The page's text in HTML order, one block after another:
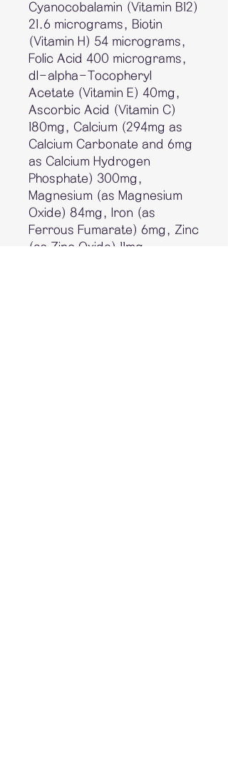
Cyanocobalamin (Vitamin B12)
21.6 micrograms, Biotin
(Vitamin H) 54 micrograms,
Folic Acid 400 micrograms,
dl-alpha-Tocopheryl
Acetate (Vitamin E) 40mg,
Ascorbic Acid (Vitamin C)
180mg, Calcium (294mg as
Calcium Carbonate and 6mg
as Calcium Hydrogen
Phosphate) 300mg,
Magnesium (as Magnesium
Oxide) 84mg, Iron (as
Ferrous Fumarate) 6mg, Zinc
(as Zinc Oxide) 11mg,